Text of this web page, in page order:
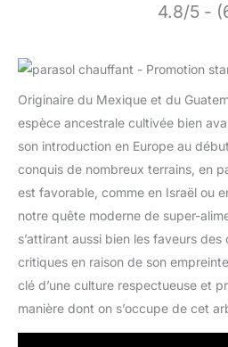
4.8/5 -
Originaire du Mexique et du
espèce ancestrale cultivée bien
son introduction en Europe au
conquis de nombreux terrains, en
est favorable, comme en Israël ou
notre quête moderne de super-
s’attirant aussi bien les faveurs
critiques en raison de son
clé d’une culture respectueuse et
manière dont on s’occupe de cet